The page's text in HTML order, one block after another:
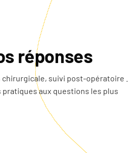
réponses
suivi post-opératoire ...
pratiques aux questions les plus